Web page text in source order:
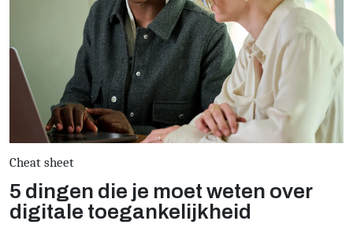
Cheat sheet
5 dingen die je moet weten over
digitale toegankelijkheid